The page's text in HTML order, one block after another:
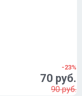
-23%
70 руб.
90 руб.